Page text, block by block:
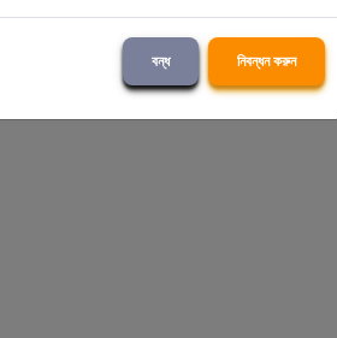
বন্ধ নিবন্ধন করুন